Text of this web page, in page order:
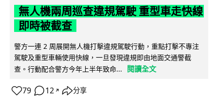
無人機兩周巡查違規駕駛 重型車走快線
即時被截查
警方一連 2 周展開無人機打擊違規駕駛行動，重點打擊不專注
駕駛及重型車輛使用快線，一旦發現違規即由地面交通警截
查。行動配合警方今年上半年致命...
閱讀全文
79 12 ↗ 分享